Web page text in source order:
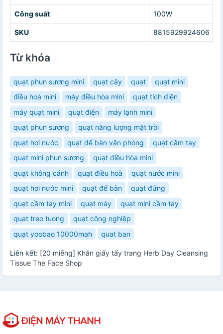
Công suất 100W
SKU 8815929924606
Từ khóa
quạt phun sương mini quạt cây quạt
quạt mini
điều hoà mini
máy điều hòa mini
quạt tích điện
máy quạt mini
quạt điện
máy lạnh mini
quạt phun sương
quạt năng lượng mặt trời
quạt hơi nước
quạt để bàn văn phòng
quạt cầm tay
quạt mini phun sương
quạt điều hòa mini
quạt không cánh
quạt điều hoà
quạt nước mini
quạt hơi nước mini
quạt để bàn
quạt đứng
quạt cầm tay mini
quạt máy
quạt mini cầm tay
quat treo tuong
quạt công nghiệp
quạt yoobao 10000mah
quat ban
Liên kết: [20 miếng] Khăn giấy tẩy trang Herb Day Cleansing
Tissue The Face Shop